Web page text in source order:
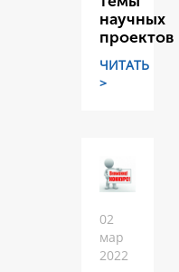
научных
проектов
ЧИТАТЬ
>
02
мар
2022